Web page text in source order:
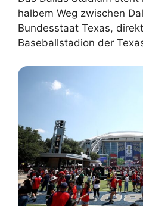
halbem Weg zwischen
Bundesstaat Texas,
Baseballstadion der